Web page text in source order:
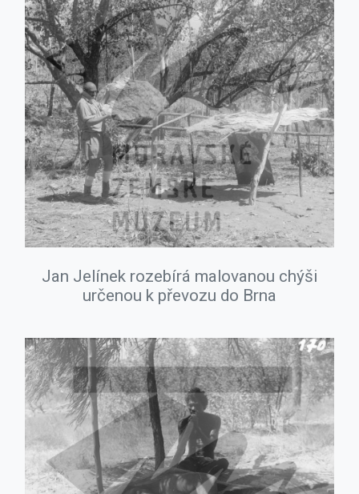
Jan Jelínek rozebírá malovanou chýši
určenou k převozu do Brna